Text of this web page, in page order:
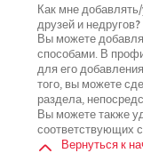
Как мне
друзей и недругов?
Вы можете
способами. В
для его
того, вы можете
раздела,
Вы можете также
соответствующих
Вернуться к